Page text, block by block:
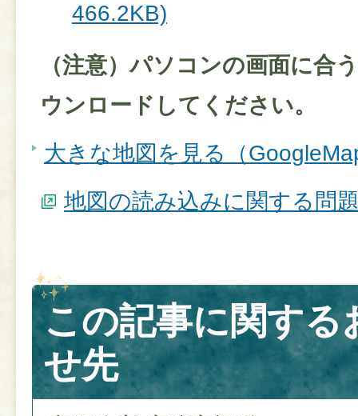
466.2KB)
（注意）パソコンの画面に合
ウンロードしてください。
大きな地図を見る（
地図の読み込みに関する問
この記事に関する
せ先